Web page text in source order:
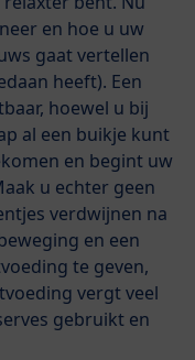
en hoe u uw
gaat vertellen
heeft). Een
hoewel u bij
al een buikje kunt
en begint uw
u echter geen
verdwijnen na
en een
te geven,
vergt veel
gebruikt en